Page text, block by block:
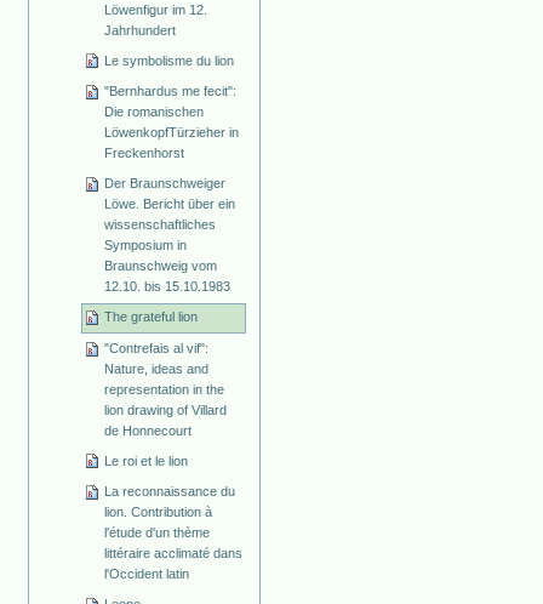
Löwenfigur im 12.
Jahrhundert
Le symbolisme du lion
"Bernhardus me fecit":
Die romanischen
Löwenkopf­Türzieher in
Freckenhorst
Der Braunschweiger
Löwe. Bericht über ein
wissenschaftliches
Symposium in
Braunschweig vom
12.10. bis 15.10.1983
The grateful lion
"Contrefais al vif":
Nature, ideas and
representation in the
lion drawing of Villard
de Honnecourt
Le roi et le lion
La reconnaissance du
lion. Contribution à
l'étude d'un thème
littéraire acclimaté dans
l'Occident latin